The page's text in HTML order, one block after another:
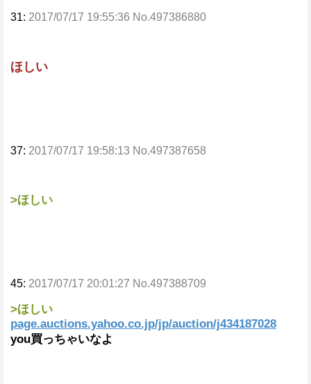
31: 2017/07/17 19:55:36 No.497386880
ほしい
37: 2017/07/17 19:58:13 No.497387658
>ほしい
45: 2017/07/17 20:01:27 No.497388709
>ほしい
page.auctions.yahoo.co.jp/jp/auction/j434187028
you買っちゃいなよ